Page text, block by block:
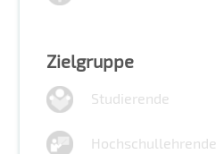
Zielgruppe
Studierende
Hochschullehrende